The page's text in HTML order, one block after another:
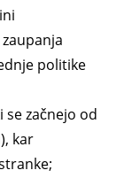
politike
se začnejo od
kar